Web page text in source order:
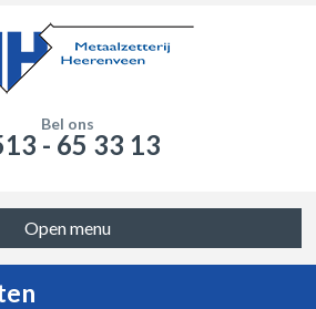
Bel ons
- 65 33 13
Open menu